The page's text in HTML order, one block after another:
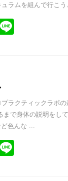
ュラムを組んで行こう
ラクティックラボ
まで身体の説明をし
色んな ...